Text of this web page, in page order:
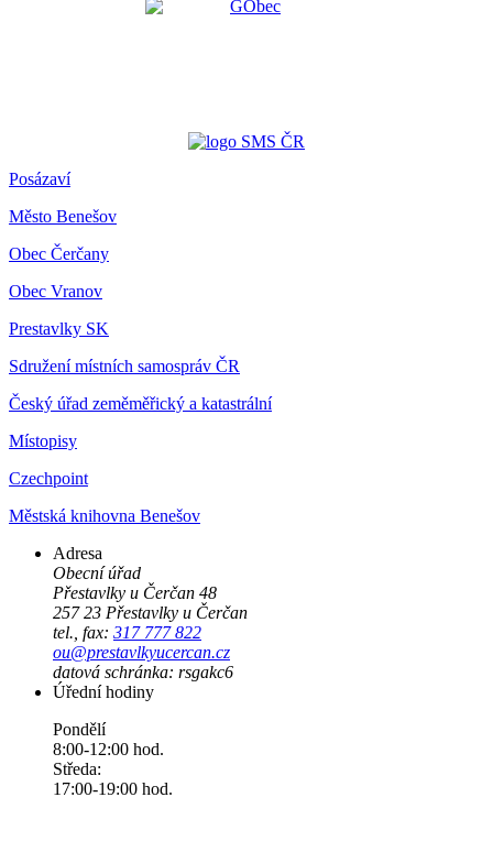
Posázaví
Město Benešov
Obec Čerčany
Obec Vranov
Prestavlky SK
Sdružení místních samospráv ČR
Český úřad zeměměřický a katastrální
Místopisy
Czechpoint
Městská knihovna Benešov
Adresa
Obecní úřad
Přestavlky u Čerčan 48
257 23 Přestavlky u Čerčan
tel., fax: 317 777 822
ou@prestavlkyucercan.cz
datová schránka: rsgakc6
Úřední hodiny
Pondělí
8:00-12:00 hod.
Středa:
17:00-19:00 hod.